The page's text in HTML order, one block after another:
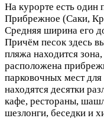
На курорте есть один
Прибрежное (Саки,
Средняя ширина его
Причём песок здесь
пляжа находится
расположена
парковочных мест
находятся десятки
кафе, рестораны,
шезлонги, беседки и